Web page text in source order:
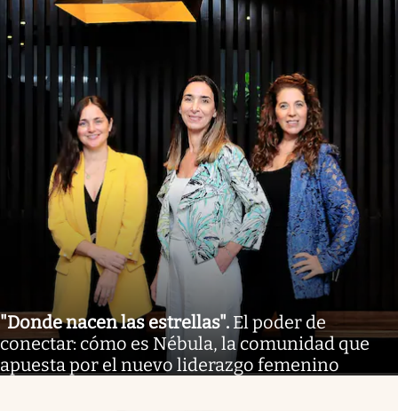
"Donde nacen las estrellas". El poder de
conectar: cómo es Nébula, la comunidad que
apuesta por el nuevo liderazgo femenino